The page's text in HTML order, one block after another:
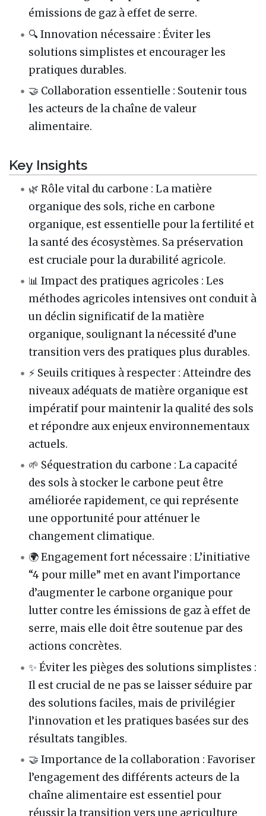
émissions de gaz à effet de serre.
🔍 Innovation nécessaire : Éviter les
solutions simplistes et encourager les
pratiques durables.
🤝 Collaboration essentielle : Soutenir tous
les acteurs de la chaîne de valeur
alimentaire.
Key Insights
🌿 Rôle vital du carbone : La matière
organique des sols, riche en carbone
organique, est essentielle pour la fertilité et
la santé des écosystèmes. Sa préservation
est cruciale pour la durabilité agricole.
📊 Impact des pratiques agricoles : Les
méthodes agricoles intensives ont conduit à
un déclin significatif de la matière
organique, soulignant la nécessité d’une
transition vers des pratiques plus durables.
⚡ Seuils critiques à respecter : Atteindre des
niveaux adéquats de matière organique est
impératif pour maintenir la qualité des sols
et répondre aux enjeux environnementaux
actuels.
🌱 Séquestration du carbone : La capacité
des sols à stocker le carbone peut être
améliorée rapidement, ce qui représente
une opportunité pour atténuer le
changement climatique.
🌍 Engagement fort nécessaire : L’initiative
“4 pour mille” met en avant l’importance
d’augmenter le carbone organique pour
lutter contre les émissions de gaz à effet de
serre, mais elle doit être soutenue par des
actions concrètes.
✨ Éviter les pièges des solutions simplistes :
Il est crucial de ne pas se laisser séduire par
des solutions faciles, mais de privilégier
l’innovation et les pratiques basées sur des
résultats tangibles.
🤝 Importance de la collaboration : Favoriser
l’engagement des différents acteurs de la
chaîne alimentaire est essentiel pour
réussir la transition vers une agriculture